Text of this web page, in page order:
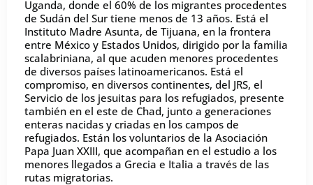
Uganda, donde el 60% de los migrantes procedentes
de Sudán del Sur tiene menos de 13 años. Está el
Instituto Madre Asunta, de Tijuana, en la frontera
entre México y Estados Unidos, dirigido por la familia
scalabriniana, al que acuden menores procedentes
de diversos países latinoamericanos. Está el
compromiso, en diversos continentes, del JRS, el
Servicio de los jesuitas para los refugiados, presente
también en el este de Chad, junto a generaciones
enteras nacidas y criadas en los campos de
refugiados. Están los voluntarios de la Asociación
Papa Juan XXIII, que acompañan en el estudio a los
menores llegados a Grecia e Italia a través de las
rutas migratorias.